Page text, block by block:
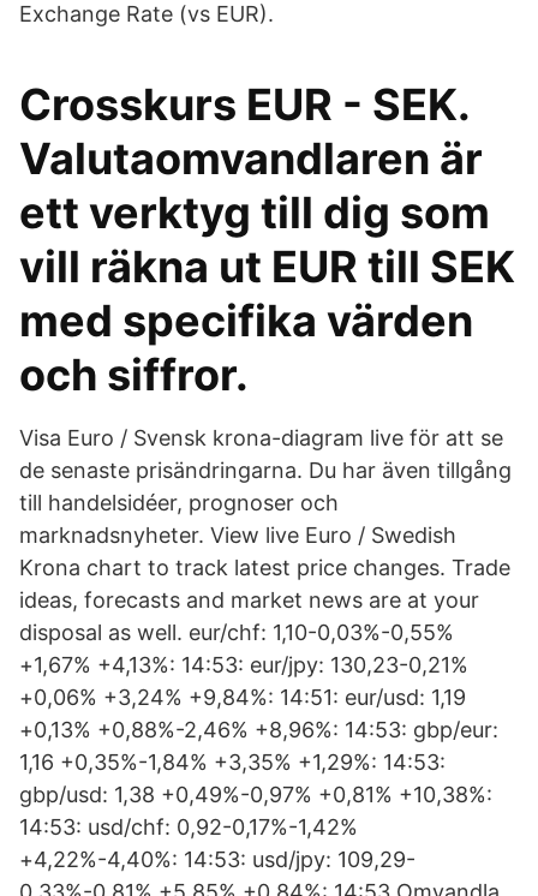
Exchange Rate (vs EUR).
Crosskurs EUR - SEK.
Valutaomvandlaren är
ett verktyg till dig som
vill räkna ut EUR till SEK
med specifika värden
och siffror.
Visa Euro / Svensk krona-diagram live för att se
de senaste prisändringarna. Du har även tillgång
till handelsidéer, prognoser och
marknadsnyheter. View live Euro / Swedish
Krona chart to track latest price changes. Trade
ideas, forecasts and market news are at your
disposal as well. eur/chf: 1,10-0,03%-0,55%
+1,67% +4,13%: 14:53: eur/jpy: 130,23-0,21%
+0,06% +3,24% +9,84%: 14:51: eur/usd: 1,19
+0,13% +0,88%-2,46% +8,96%: 14:53: gbp/eur:
1,16 +0,35%-1,84% +3,35% +1,29%: 14:53:
gbp/usd: 1,38 +0,49%-0,97% +0,81% +10,38%:
14:53: usd/chf: 0,92-0,17%-1,42%
+4,22%-4,40%: 14:53: usd/jpy: 109,29-